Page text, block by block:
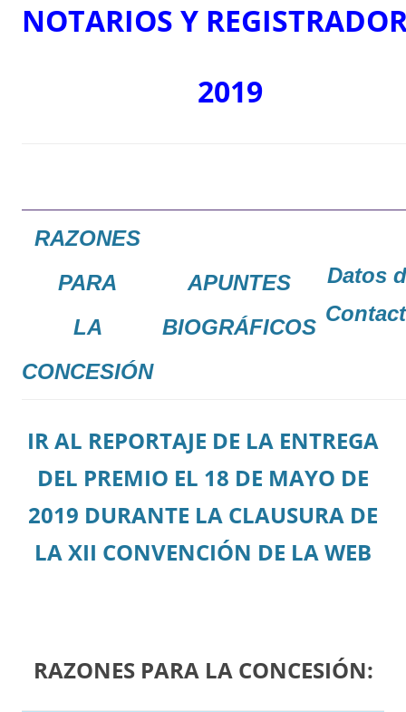
NOTARIOS Y
2019
RAZONES
PARA
LA
CONCESIÓN
APUNTES
BIOGRÁFICOS
Datos
IR AL REPORTAJE DE LA ENTREGA
DEL PREMIO EL 18 DE MAYO DE
2019 DURANTE LA CLAUSURA DE
LA XII CONVENCIÓN DE LA WEB
RAZONES PARA LA CONCESIÓN: